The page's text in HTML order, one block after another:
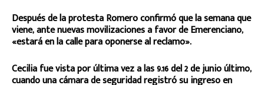
Después de la protesta Romero confirmó que la semana que
viene, ante nuevas movilizaciones a favor de Emerenciano,
«estará en la calle para oponerse al reclamo».
Cecilia fue vista por última vez a las 9.16 del 2 de junio último,
cuando una cámara de seguridad registró su ingreso en